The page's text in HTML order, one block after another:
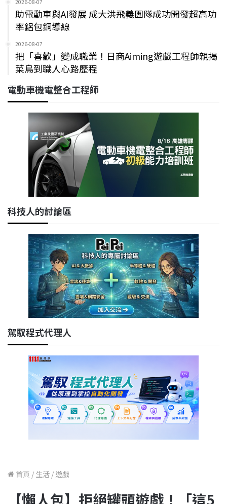
2026-08-07
助電動車與AI發展 成大洪飛義團隊成功開發超高功
率鋁包銅導線
2026-08-07
把「喜歡」變成職業！日商Aiming遊戲工程師親揭
菜鳥到職人心路歷程
電動車機電整合工程師
科技人的討論區
駕馭程式代理人